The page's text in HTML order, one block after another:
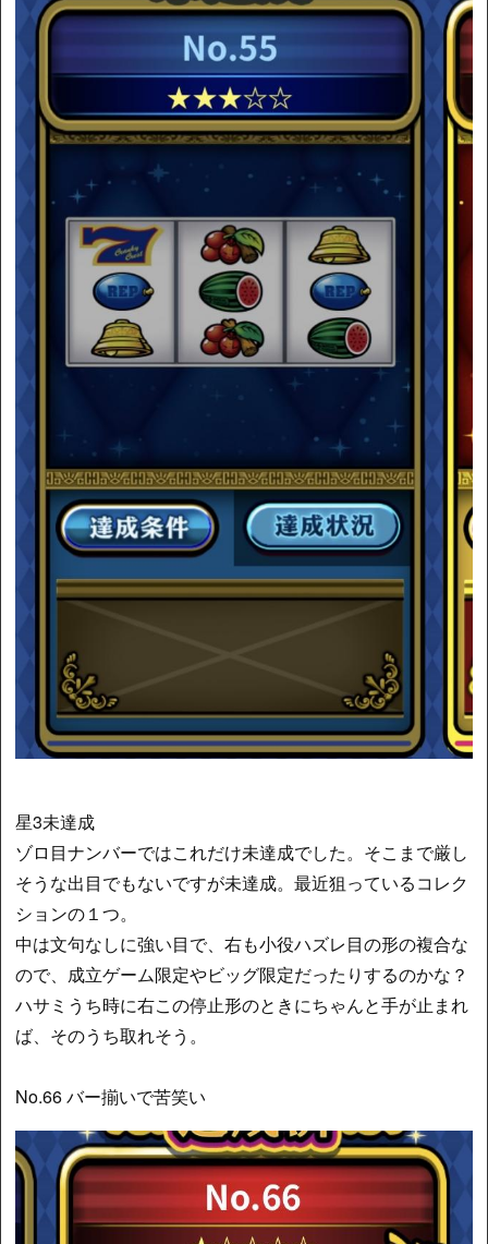
星3未達成
ゾロ目ナンバーではこれだけ未達成でした。そこまで厳し
そうな出目でもないですが未達成。最近狙っているコレク
ションの１つ。
中は文句なしに強い目で、右も小役ハズレ目の形の複合な
ので、成立ゲーム限定やビッグ限定だったりするのかな？
ハサミうち時に右この停止形のときにちゃんと手が止まれ
ば、そのうち取れそう。
No.66 バー揃いで苦笑い